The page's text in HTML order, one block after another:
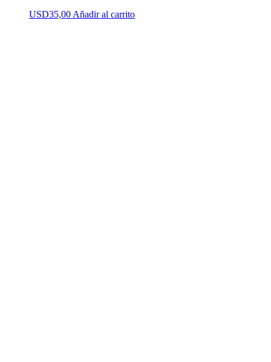
USD35,00 Añadir al carrito